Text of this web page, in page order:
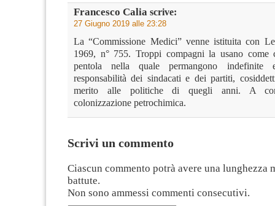
Francesco Calia scrive:
27 Giugno 2019 alle 23:28
La “Commissione Medici” venne istituita con
1969, n° 755. Troppi compagni la usano come
pentola nella quale permangono indefinite
responsabilità dei sindacati e dei partiti,
merito alle politiche di quegli anni. A
colonizzazione petrochimica.
Scrivi un commento
Ciascun commento potrà avere una lunghezza
battute.
Non sono ammessi commenti consecutivi.